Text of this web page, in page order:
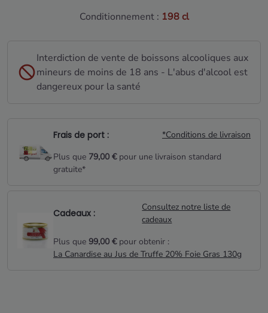
Conditionnement : 198 cl
Interdiction de vente de boissons alcooliques aux
mineurs de moins de 18 ans - L'abus d'alcool est
dangereux pour la santé
Frais de port :
*Conditions de livraison
Plus que 79,00 €pour une livraison standard
gratuite*
Cadeaux :
Consultez notre liste de
cadeaux
Plus que 99,00 €pour obtenir :
La Canardise au Jus de Truffe 20% Foie Gras 130g